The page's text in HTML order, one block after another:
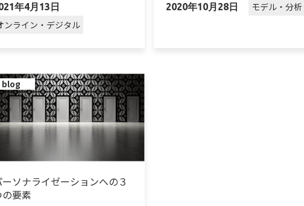
年4月13日
ンライン・デジタル
2020年10月28日 モデル・分析
blog
ソナライゼーションへの３
要素